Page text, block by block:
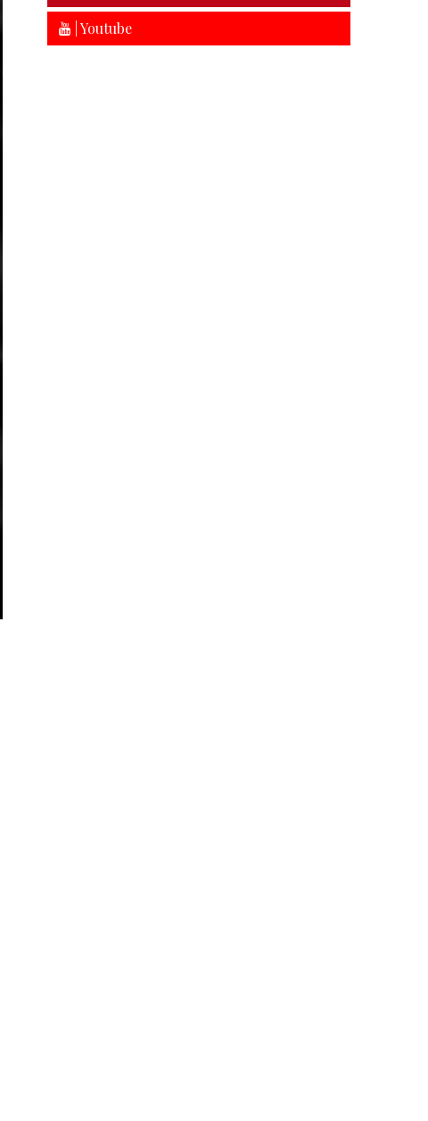
| Youtube